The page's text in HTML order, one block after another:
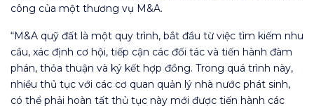
công của một thương vụ M&A.
“M&A quỹ đất là một quy trình, bắt đầu từ việc tìm kiếm nhu
cầu, xác định cơ hội, tiếp cận các đối tác và tiến hành đàm
phán, thỏa thuận và ký kết hợp đồng. Trong quá trình này,
nhiều thủ tục với các cơ quan quản lý nhà nước phát sinh,
có thể phải hoàn tất thủ tục này mới được tiến hành các